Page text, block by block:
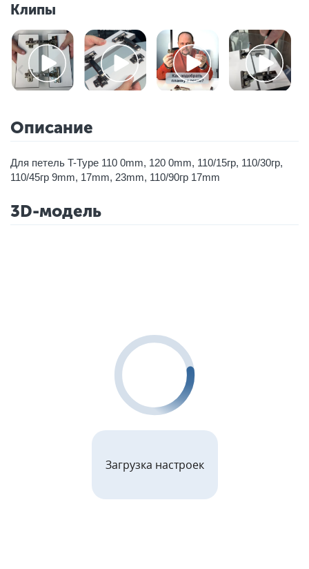
Клипы
Описание
Для петель T-Type 110 0mm, 120 0mm, 110/15гр, 110/30гр,
110/45гр 9mm, 17mm, 23mm, 110/90гр 17mm
3D-модель
Загрузка настроек